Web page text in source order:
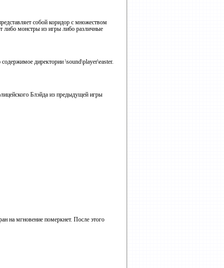
собой коридор с множеством
либо монстры из игры либо различные
директории \sound\player\easter.
Блэйда из предыдущей игры
на мгновение померкнет. После этого